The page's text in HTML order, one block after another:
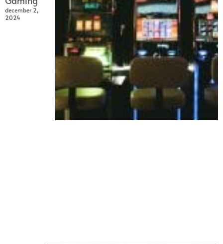
december 2,
2024